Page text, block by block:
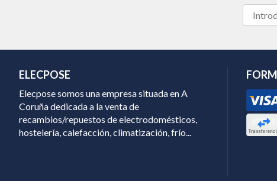
ELECPOSE
Elecpose somos una empresa situada en A
Coruña dedicada a la venta de
recambios/repuestos de electrodomésticos,
hostelería, calefacción, climatización, frío...